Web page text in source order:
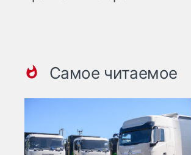
Самое читаемое